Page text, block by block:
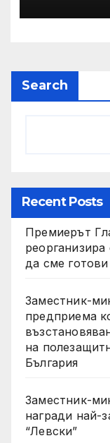
Search
Recent Posts
Премиерът
да сме
Заместник-
предприема
на
България
Заместник-
награди най-
“Левски”